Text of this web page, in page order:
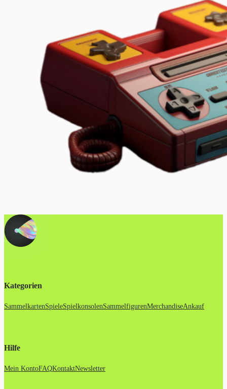
Kategorien
SammelkartenSpieleSpielkonsolenSammelfigurenMerchandiseAnkauf
Hilfe
Mein KontoFAQKontaktNewsletter